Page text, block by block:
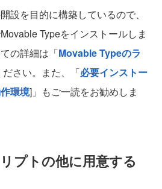
設を目的に構築しているので、
Typeをインストールしま
の詳細は「Movable Typeのラ
ださい。また、「必要インストー
環境]」もご一読をお勧めしま
プトの他に用意する